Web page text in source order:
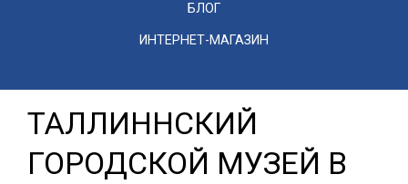
БЛОГ
ИНТЕРНЕТ-МАГАЗИН
ТАЛЛИННСКИЙ
ГОРОДСКОЙ МУЗЕЙ В